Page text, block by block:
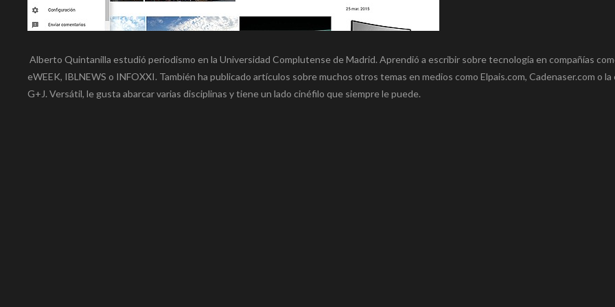
Alberto Quintanilla estudió periodismo en la Universidad Complutense de Madrid. Aprendió a escribir sobre tecnología en compañías
eWEEK, IBLNEWS o INFOXXI. También ha publicado artículos sobre muchos otros temas en medios como Elpais.com, Cadenaser.com o
G+J. Versátil, le gusta abarcar varias disciplinas y tiene un lado cinéfilo que siempre le puede.